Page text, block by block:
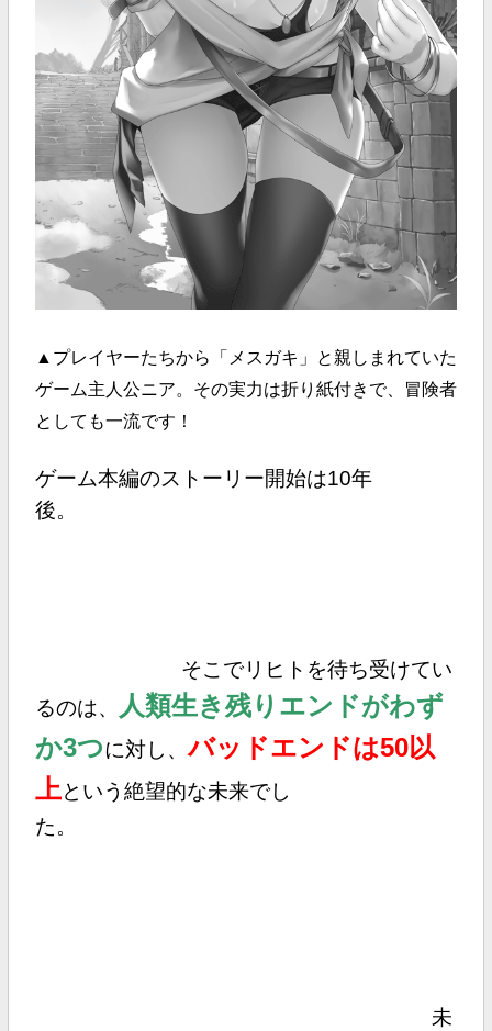
▲プレイヤーたちから「メスガキ」と親しまれていた
ゲーム主人公ニア。その実力は折り紙付きで、冒険者
としても一流です！
ゲーム本編のストーリー開始は10年
後。
そこでリヒトを待ち受けてい
るのは、
人類生き残りエンドがわず
か3つに対し、バッドエンドは50以
上という絶望的な未来でし
た。
未